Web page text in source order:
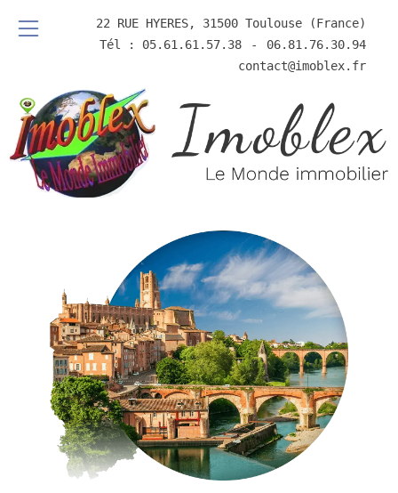
22 RUE HYERES, 31500 Toulouse (France)
Tél : 05.61.61.57.38 ⠀-⠀ 06.81.76.30.94
contact@imoblex.fr